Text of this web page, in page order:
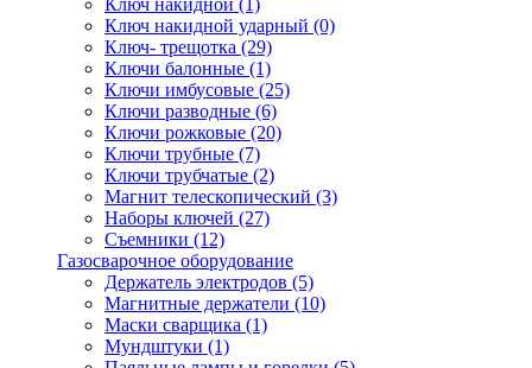
Ключ накидной (1)
Ключ накидной ударный (0)
Ключ- трещотка (29)
Ключи балонные (1)
Ключи имбусовые (25)
Ключи разводные (6)
Ключи рожковые (20)
Ключи трубные (7)
Ключи трубчатые (2)
Магнит телескопический (3)
Наборы ключей (27)
Съемники (12)
Газосварочное оборудование
Держатель электродов (5)
Магнитные держатели (10)
Маски сварщика (1)
Мундштуки (1)